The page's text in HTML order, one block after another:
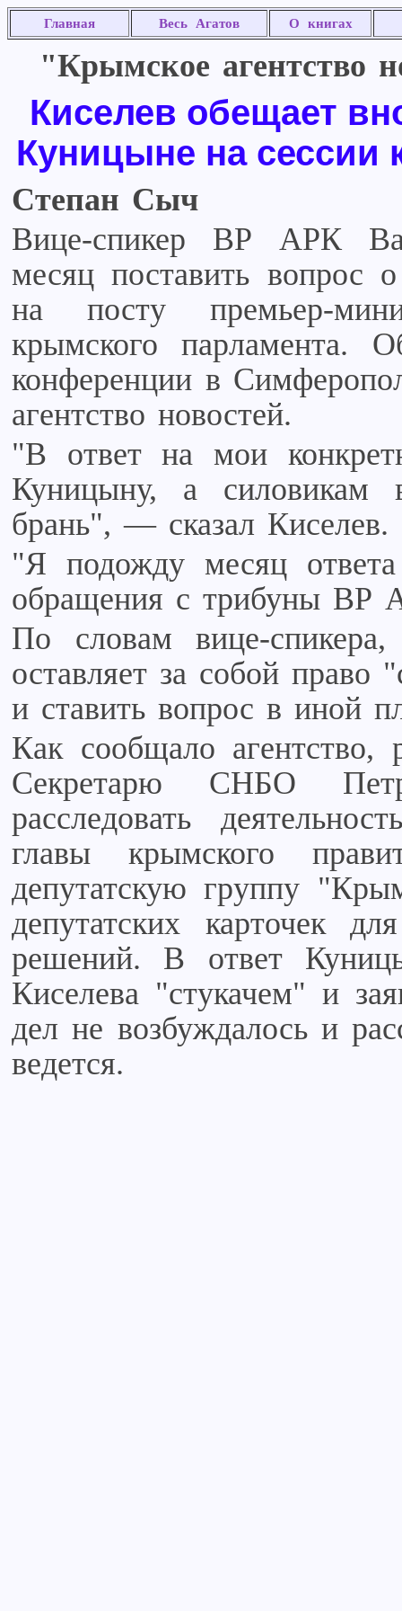
Главная Весь Агатов О книгах
"Крымское агентство
Киселев обещает
Куницыне на сессии
Степан Сыч
Вице-спикер ВР АРК
месяц поставить вопрос
на посту премьер-
крымского
конференции в
агентство новостей.
"В ответ на мои
Куницыну, а силовикам
брань", — сказал Киселев.
"Я подожду месяц
обращения с трибуны ВР
По словам вице-
оставляет за собой
и ставить вопрос в иной
Как сообщало агентство,
Секретарю СНБО
расследовать
главы крымского
депутатскую группу
депутатских карточек
решений. В ответ
Киселева "стукачем" и
дел не возбуждалось и
ведется.